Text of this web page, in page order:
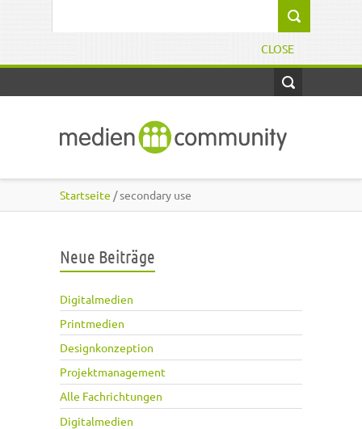
CLOSE
Startseite / secondary use
Neue Beiträge
Digitalmedien
Printmedien
Designkonzeption
Projektmanagement
Alle Fachrichtungen
Digitalmedien